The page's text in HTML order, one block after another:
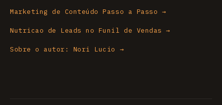
Marketing de Conteúdo Passo a Passo →
Nutricao de Leads no Funil de Vendas →
Sobre o autor: Nori Lucio →